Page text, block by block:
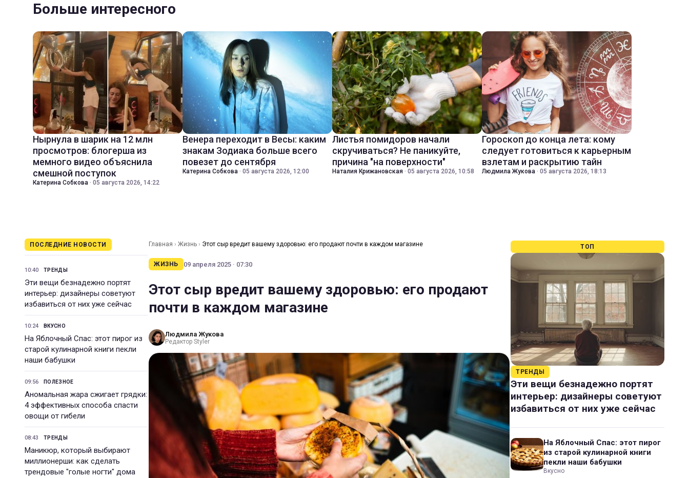
Больше интересного
Нырнула в шарик на 12 млн
просмотров: блогерша из
мемного видео объяснила
смешной поступок
Катерина Собкова · 05 августа 2026, 14:22
Венера переходит в Весы: каким
знакам Зодиака больше всего
повезет до сентября
Катерина Собкова · 05 августа 2026, 12:00
Листья помидоров начали
скручиваться? Не паникуйте,
причина "на поверхности"
Наталия Крижановская · 05 августа 2026, 10:58
Гороскоп до конца лета: кому
следует готовиться к карьерным
взлетам и раскрытию тайн
Людмила Жукова · 05 августа 2026, 18:13
ПОСЛЕДНИЕ НОВОСТИ
10:40 ТРЕНДЫ
Эти вещи безнадежно портят
интерьер: дизайнеры советуют
избавиться от них уже сейчас
10:24 ВКУСНО
На Яблочный Спас: этот пирог из
старой кулинарной книги пекли
наши бабушки
09:56 ПОЛЕЗНОЕ
Аномальная жара сжигает грядки:
4 эффективных способа спасти
овощи от гибели
08:43 ТРЕНДЫ
Маникюр, который выбирают
миллионерши: как сделать
трендовые "голые ногти" дома
Главная › Жизнь › Этот сыр вредит вашему здоровью: его продают почти в каждом магазине
ЖИЗНЬ 09 апреля 2025 · 07:30
Этот сыр вредит вашему здоровью: его продают
почти в каждом магазине
Людмила Жукова
Редактор Styler
ТОП
ТРЕНДЫ
Эти вещи безнадежно портят
интерьер: дизайнеры советуют
избавиться от них уже сейчас
На Яблочный Спас: этот пирог
из старой кулинарной книги
пекли наши бабушки
Вкусно